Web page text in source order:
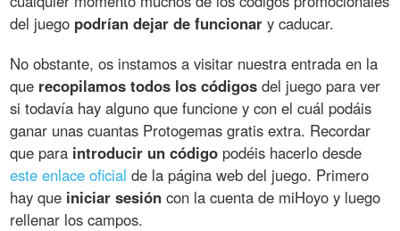
del juego podrían dejar de funcionar y caducar.
No obstante, os instamos a visitar nuestra entrada en la
que recopilamos todos los códigos del juego para ver
si todavía hay alguno que funcione y con el cuál podáis
ganar unas cuantas Protogemas gratis extra. Recordar
que para introducir un código podéis hacerlo desde
este enlace oficial de la página web del juego. Primero
hay que iniciar sesión con la cuenta de miHoyo y luego
rellenar los campos.